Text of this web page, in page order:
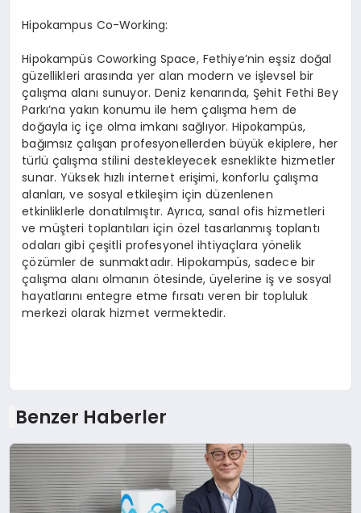
Hipokampus Co-Working:
Hipokampüs Coworking Space, Fethiye’nin eşsiz doğal
güzellikleri arasında yer alan modern ve işlevsel bir
çalışma alanı sunuyor. Deniz kenarında, Şehit Fethi Bey
Parkı’na yakın konumu ile hem çalışma hem de
doğayla iç içe olma imkanı sağlıyor. Hipokampüs,
bağımsız çalışan profesyonellerden büyük ekiplere, her
türlü çalışma stilini destekleyecek esneklikte hizmetler
sunar. Yüksek hızlı internet erişimi, konforlu çalışma
alanları, ve sosyal etkileşim için düzenlenen
etkinliklerle donatılmıştır. Ayrıca, sanal ofis hizmetleri
ve müşteri toplantıları için özel tasarlanmış toplantı
odaları gibi çeşitli profesyonel ihtiyaçlara yönelik
çözümler de sunmaktadır. Hipokampüs, sadece bir
çalışma alanı olmanın ötesinde, üyelerine iş ve sosyal
hayatlarını entegre etme fırsatı veren bir topluluk
merkezi olarak hizmet vermektedir.
Benzer Haberler